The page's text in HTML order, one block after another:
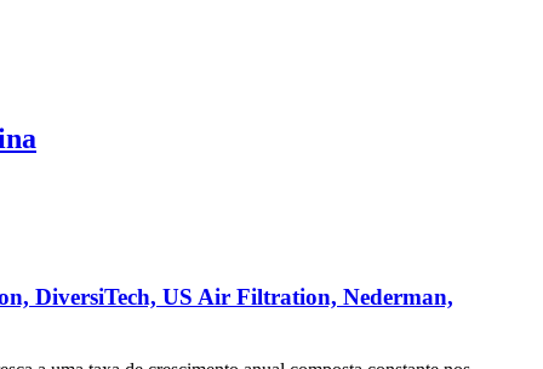
DiversiTech, US Air Filtration, Nederman,